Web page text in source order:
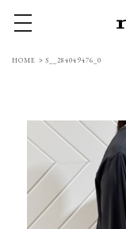
toggle navigation
HOME >S__284049476_0